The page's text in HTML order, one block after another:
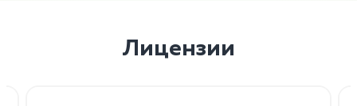
Лицензии